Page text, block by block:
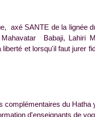
axé SANTE de la lignée
Babaji, Lahiri
et lorsqu'il faut jurer
du Hatha
d'enseignants de